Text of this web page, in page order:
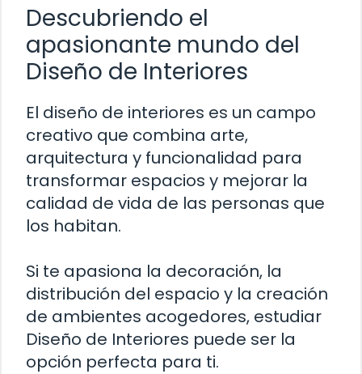
Descubriendo el
apasionante mundo del
Diseño de Interiores
El diseño de interiores es un campo
creativo que combina arte,
arquitectura y funcionalidad para
transformar espacios y mejorar la
calidad de vida de las personas que
los habitan.
Si te apasiona la decoración, la
distribución del espacio y la creación
de ambientes acogedores, estudiar
Diseño de Interiores puede ser la
opción perfecta para ti.